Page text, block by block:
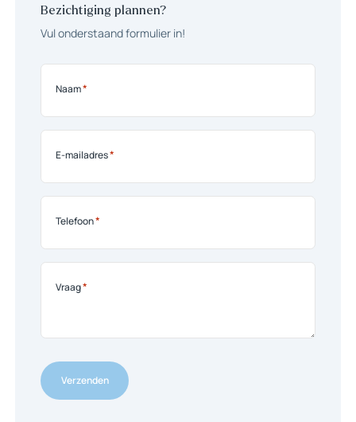
Bezichtiging plannen?
Vul onderstaand formulier in!
Naam*
E-mailadres*
Telefoon*
Vraag*
Verzenden